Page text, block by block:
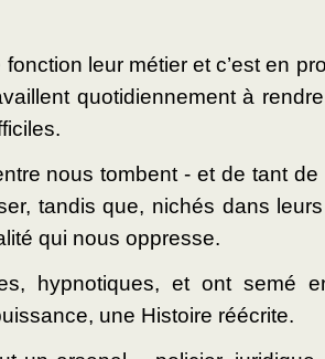
fonction leur métier et c’est en
quotidiennement à
nous tombent - et de tant de
tandis que, nichés dans
qui nous oppresse.
hypnotiques, et ont semé
une Histoire réécrite.